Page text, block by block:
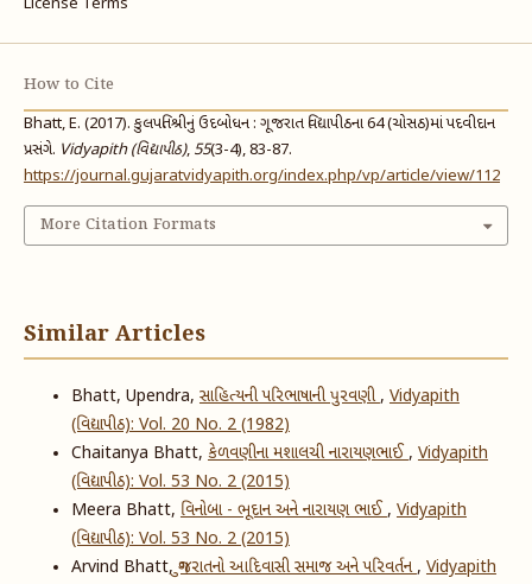
License Terms
How to Cite
Bhatt, E. (2017). કુલપતિશ્રીનું ઉદબોધન : ગૂજરાત વિદ્યાપીઠના 64 (ચોસઠ)માં પદવીદાન
પ્રસંગે. Vidyapith (વિદ્યાપીઠ), 55(3-4), 83-87.
https://journal.gujaratvidyapith.org/index.php/vp/article/view/112
More Citation Formats
Similar Articles
Bhatt, Upendra, સાહિત્યની પરિભાષાની પુરવણી, Vidyapith
(વિદ્યાપીઠ): Vol. 20 No. 2 (1982)
Chaitanya Bhatt, કેળવણીના મશાલચી નારાયણભાઈ, Vidyapith
(વિદ્યાપીઠ): Vol. 53 No. 2 (2015)
Meera Bhatt, વિનોબા - ભૂદાન અને નારાયણ ભાઈ, Vidyapith
(વિદ્યાપીઠ): Vol. 53 No. 2 (2015)
Arvind Bhatt,ગુજરાતનો આદિવાસી સમાજ અને પરિવર્તન, Vidyapith